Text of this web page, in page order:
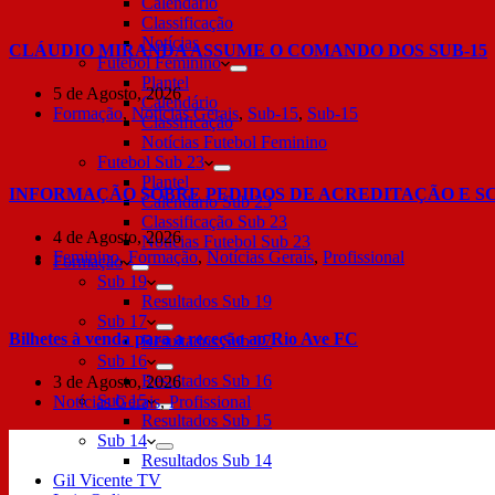
Classificação
Notícias
Futebol Feminino
Plantel
Calendário
Classificação
Notícias Futebol Feminino
Futebol Sub 23
Plantel
Calendário Sub 23
Classificação Sub 23
Notícias Futebol Sub 23
Formação
Sub 19
Resultados Sub 19
Sub 17
Resultados Sub 17
Sub 16
Resultados Sub 16
Sub 15
Resultados Sub 15
Sub 14
Resultados Sub 14
Gil Vicente TV
CLÁUDIO MIRANDA ASSUME O COMANDO DOS SUB-15
5 de Agosto, 2026
Formação, Notícias Gerais, Sub-15, Sub-15
INFORMAÇÃO SOBRE PEDIDOS DE ACREDITAÇÃO E
4 de Agosto, 2026
Feminino,Formação, Notícias Gerais, Profissional
Bilhetes à venda para a receção ao Rio Ave FC
3 de Agosto, 2026
Notícias Gerais,Profissional